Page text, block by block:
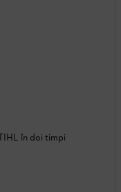
în doi timpi